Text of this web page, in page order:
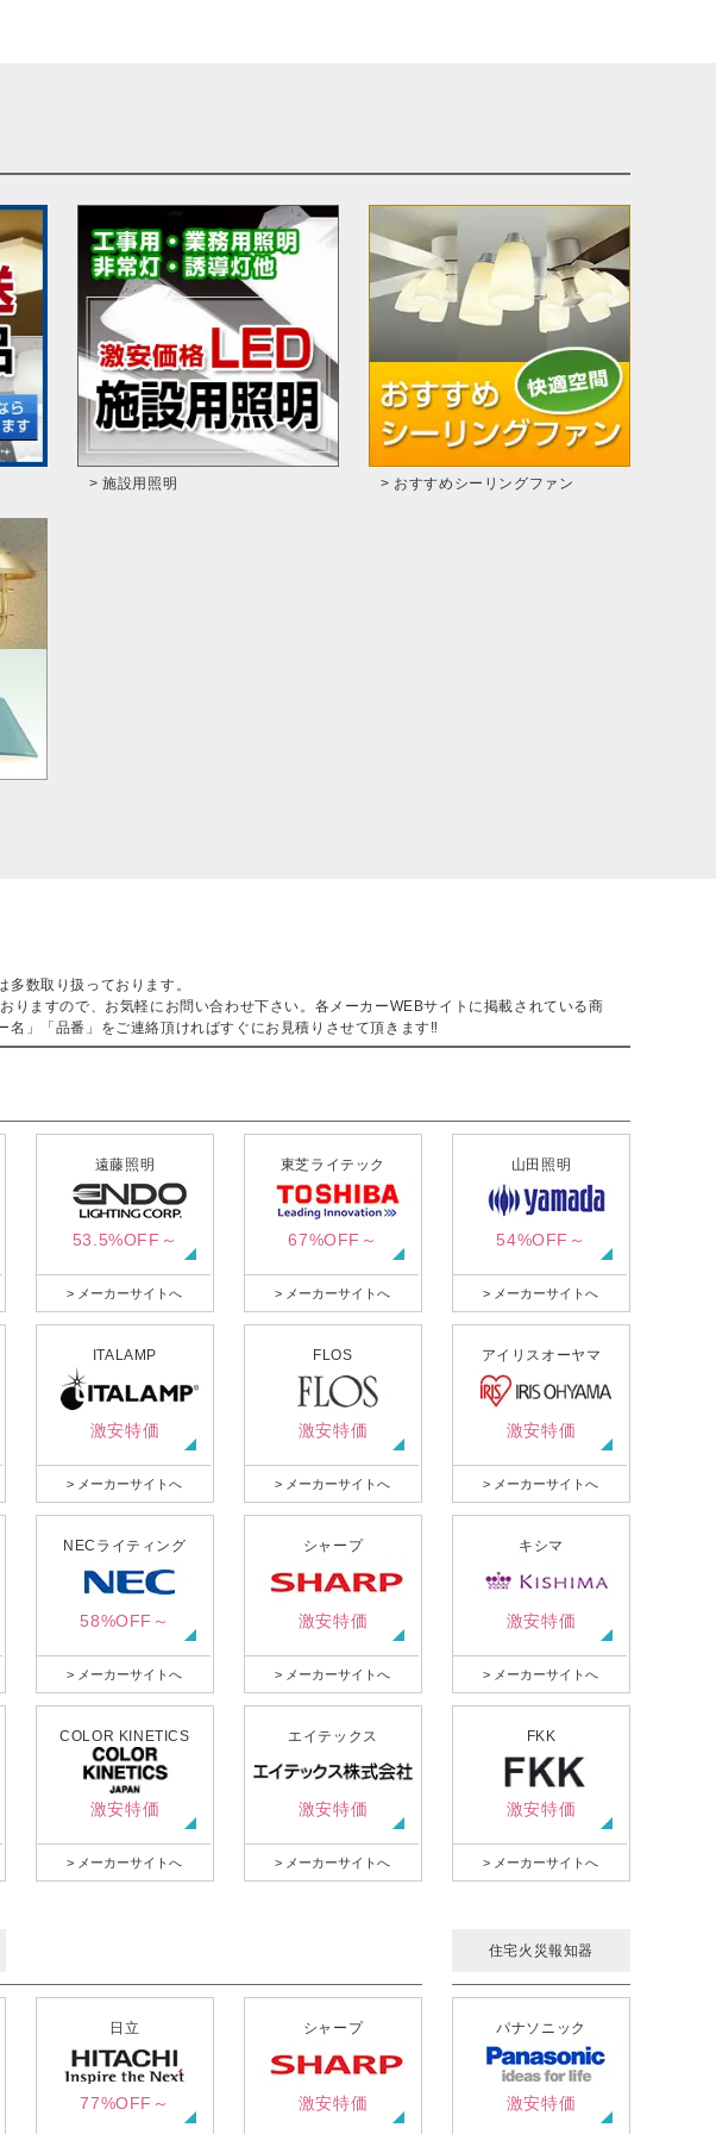
> 施設用照明 > おすすめシーリングファン
数取り扱っております。
ますので、お気軽にお問い合わせ下さい。各メーカーWEBサイトに掲載されている商
」「品番」をご連絡頂ければすぐにお見積りさせて頂きます‼
遠藤照明
53.5%OFF～
> メーカーサイトへ
東芝ライテック
67%OFF～
> メーカーサイトへ
山田照明
54%OFF～
> メーカーサイトへ
ITALAMP
激安特価
> メーカーサイトへ
FLOS
激安特価
> メーカーサイトへ
アイリスオーヤマ
激安特価
> メーカーサイトへ
NECライティング
58%OFF～
> メーカーサイトへ
シャープ
激安特価
> メーカーサイトへ
キシマ
激安特価
> メーカーサイトへ
COLOR KINETICS
激安特価
> メーカーサイトへ
エイテックス
激安特価
> メーカーサイトへ
FKK
激安特価
> メーカーサイトへ
住宅火災報知器
日立
77%OFF～
シャープ
激安特価
パナソニック
激安特価